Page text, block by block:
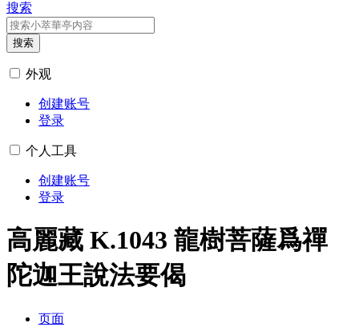
搜索
搜索
外观
创建账号
登录
个人工具
创建账号
登录
高麗藏 K.1043 龍樹菩薩爲禪
陀迦王說法要偈
页面